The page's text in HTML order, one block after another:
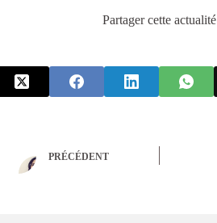
Partager cette actualité
PRÉCÉDENT